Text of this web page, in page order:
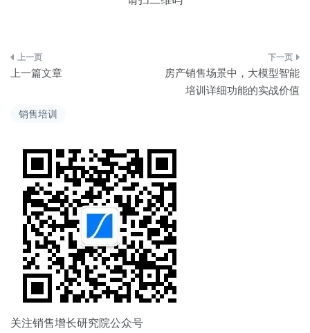
销售培训
文
导
航
上一篇文章
房产销售场景中，大模型智能
培训详细功能的实战价值
关注销售增长研究院公众号